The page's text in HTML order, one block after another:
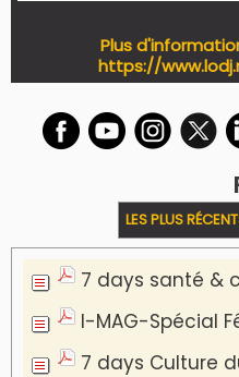
Plus
https://
LES PLUS
7 days santé &
I-MAG-Spécial
7 days Culture